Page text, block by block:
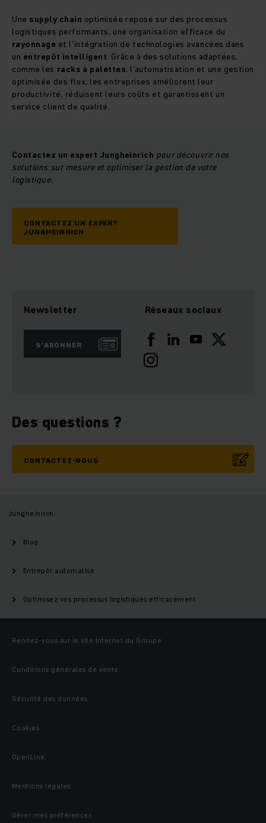
Une supply chain optimisée repose sur des processus
logistiques performants, une organisation efficace du
rayonnage et l’intégration de technologies avancées dans
un entrepôt intelligent. Grâce à des solutions adaptées,
comme les racks à palettes, l’automatisation et une gestion
optimisée des flux, les entreprises améliorent leur
productivité, réduisent leurs coûts et garantissent un
service client de qualité.
Contactez un expert Jungheinrich pour découvrir nos
solutions sur mesure et optimiser la gestion de votre
logistique.
CONTACTEZ UN EXPERT
JUNGHEINRICH
Newsletter
S'ABONNER
Réseaux sociaux
Des questions ?
CONTACTEZ-NOUS
Jungheinrich
Blog
Entrepôt automatisé
Optimisez vos processus logistiques efficacement
Rendez-vous sur le site Internet du Groupe
Conditions générales de vente
Sécurité des données
Cookies
OpenLine
Mentions légales
Gérer mes préférences